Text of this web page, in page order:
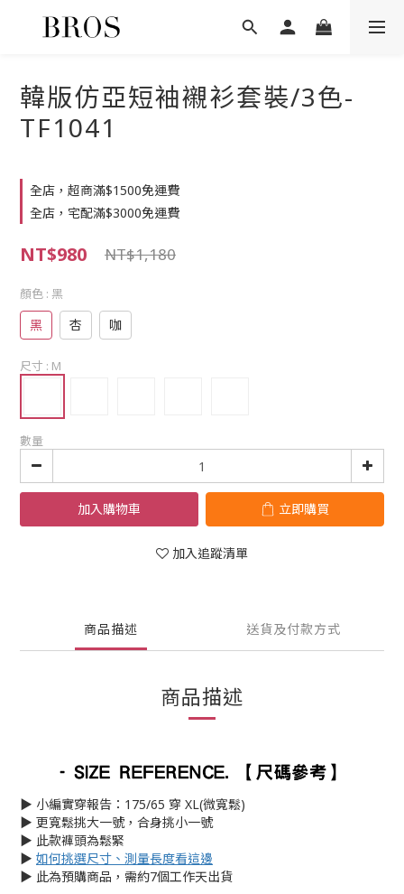
韓版仿亞短袖襯衫套裝/3色-
TF1041
全店，超商滿$1500免運費
全店，宅配滿$3000免運費
NT$980 NT$1,180
顏色 : 黑
黑 杏 咖
尺寸 : M
數量
加入購物車 立即購買
加入追蹤清單
商品描述 送貨及付款方式
商品描述
▶︎ 小編實穿報告：175/65 穿 XL(微寬鬆)
▶︎ 更寬鬆挑大一號，合身挑小一號
▶︎ 此款褲頭為鬆緊
▶︎ 如何挑選尺寸、測量長度看這邊
▶︎ 此為預購商品，需約7個工作天出貨